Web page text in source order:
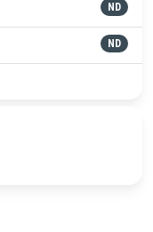
ND
ND